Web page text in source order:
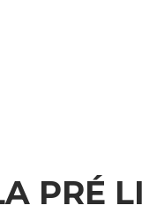
PRÉ